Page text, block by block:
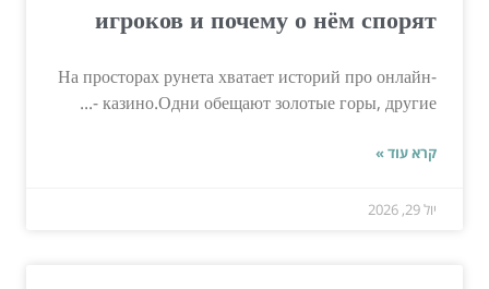
игроков и почему о нём спорят
На просторах рунета хватает историй про онлайн-
казино.Одни обещают золотые горы, другие -...
קרא עוד »
יול 29, 2026